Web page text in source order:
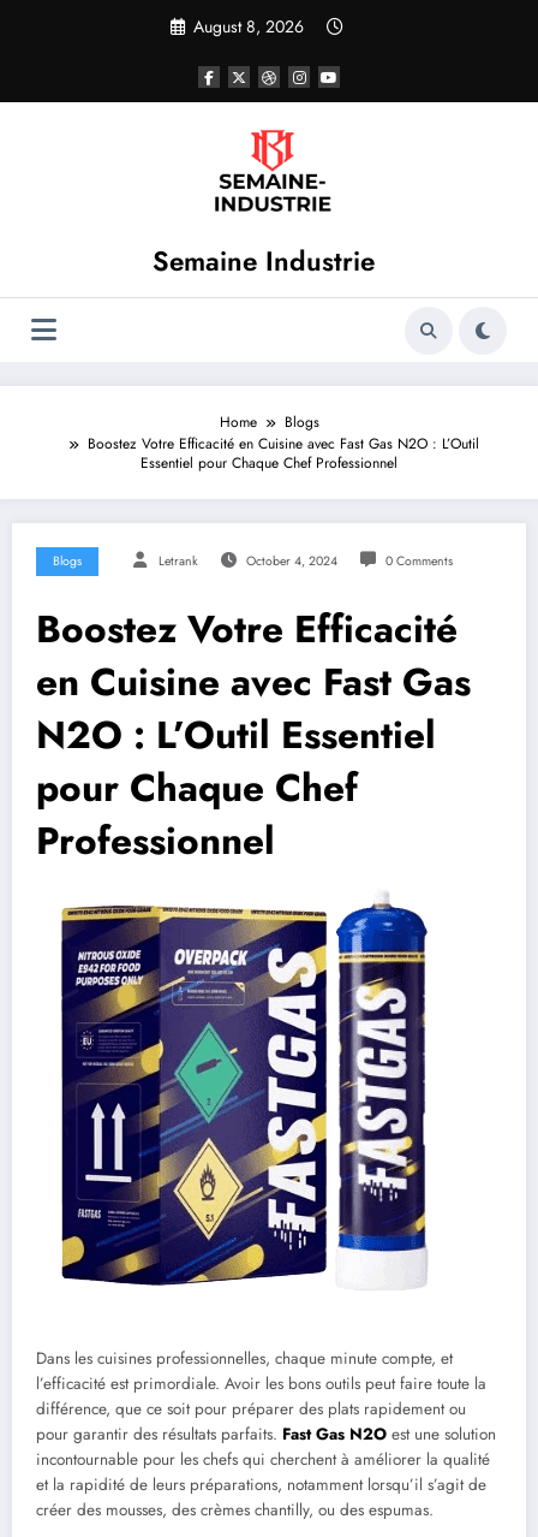
August 8, 2026
Semaine Industrie
Home
Blogs
Boostez Votre Efficacité en Cuisine avec Fast Gas N2O : L’Outil
Essentiel pour Chaque Chef Professionnel
Blogs Letrank October 4, 2024 0 Comments
Boostez Votre Efficacité
en Cuisine avec Fast Gas
N2O : L’Outil Essentiel
pour Chaque Chef
Professionnel
Dans les cuisines professionnelles, chaque minute compte, et
l’efficacité est primordiale. Avoir les bons outils peut faire toute la
différence, que ce soit pour préparer des plats rapidement ou
pour garantir des résultats parfaits. Fast Gas N2O est une solution
incontournable pour les chefs qui cherchent à améliorer la qualité
et la rapidité de leurs préparations, notamment lorsqu’il s’agit de
créer des mousses, des crèmes chantilly, ou des espumas.